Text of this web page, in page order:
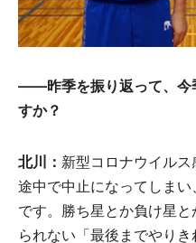
——昨季を振り返って、 今
すか？
北川 ： 新型コロナウイル
途中で中止になってしま
です。勝ち星とか負け星
られない「最後までやり